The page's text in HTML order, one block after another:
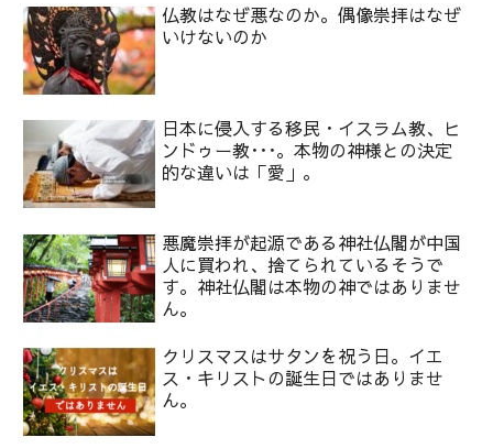
仏教はなぜ悪なのか。偶像崇拝はなぜ
いけないのか
日本に侵入する移民・イスラム教、ヒ
ンドゥー教･･･。本物の神様との決定
的な違いは「愛」。
悪魔崇拝が起源である神社仏閣が中国
人に買われ、捨てられているそうで
す。神社仏閣は本物の神ではありませ
ん。
クリスマスはサタンを祝う日。イエ
ス・キリストの誕生日ではありませ
ん。